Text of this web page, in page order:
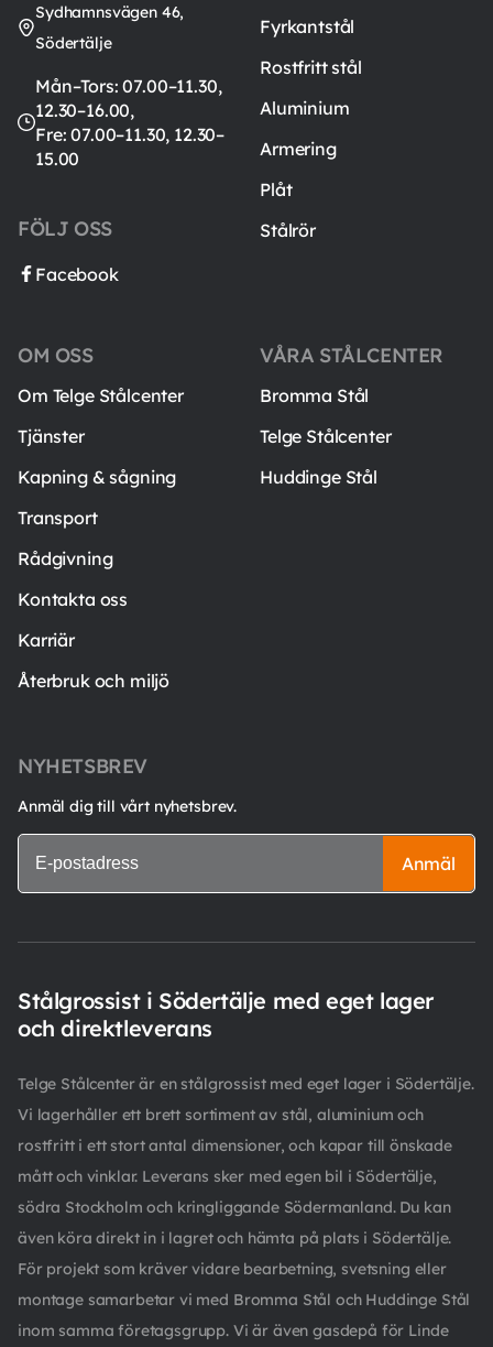
Sydhamnsvägen 46,
Södertälje
Mån–Tors: 07.00–11.30,
12.30–16.00,
Fre: 07.00–11.30, 12.30–
15.00
FÖLJ OSS
Facebook
Fyrkantstål
Rostfritt stål
Aluminium
Armering
Plåt
Stålrör
VÅRA STÅLCENTER
Bromma Stål
Telge Stålcenter
Huddinge Stål
OM OSS
Om Telge Stålcenter
Tjänster
Kapning & sågning
Transport
Rådgivning
Kontakta oss
Karriär
Återbruk och miljö
NYHETSBREV
Anmäl dig till vårt nyhetsbrev.
Anmäl
Stålgrossist i Södertälje med eget lager
och direktleverans
Telge Stålcenter är en stålgrossist med eget lager i Södertälje.
Vi lagerhåller ett brett sortiment av stål, aluminium och
rostfritt i ett stort antal dimensioner, och kapar till önskade
mått och vinklar. Leverans sker med egen bil i Södertälje,
södra Stockholm och kringliggande Södermanland. Du kan
även köra direkt in i lagret och hämta på plats i Södertälje.
För projekt som kräver vidare bearbetning, svetsning eller
montage samarbetar vi med Bromma Stål och Huddinge Stål
inom samma företagsgrupp. Vi är även gasdepå för Linde